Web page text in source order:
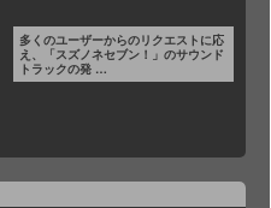
多くのユーザーからのリクエストに応
え、「スズノネセブン！」のサウンド
トラックの発 …